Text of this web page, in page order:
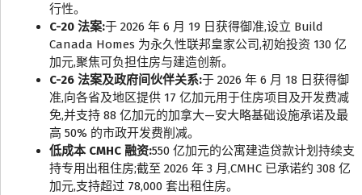
行性。
C-20 法案:于 2026 年 6 月 19 日获得御准,设立 Build
Canada Homes 为永久性联邦皇家公司,初始投资 130 亿
加元,聚焦可负担住房与建造创新。
C-26 法案及政府间伙伴关系:于 2026 年 6 月 18 日获得御
准,向各省及地区提供 17 亿加元用于住房项目及开发费减
免,并支持 88 亿加元的加拿大—安大略基础设施承诺及最
高 50% 的市政开发费削减。
低成本 CMHC 融资:550 亿加元的公寓建造贷款计划持续支
持专用出租住房;截至 2026 年 3 月,CMHC 已承诺约 308 亿
加元,支持超过 78,000 套出租住房。